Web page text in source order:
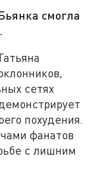
смогла
сетях
похудения.
фанатов
с лишним